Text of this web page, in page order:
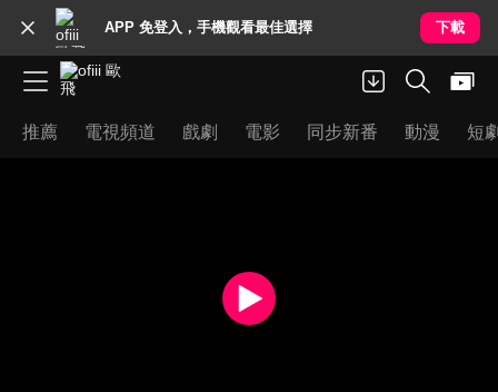
APP 免登入，手機觀看最佳選擇 下載
推薦 電視頻道 戲劇 電影 同步新番 動漫 短